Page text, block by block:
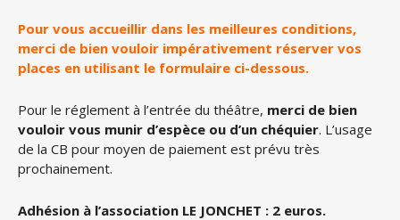
Pour vous accueillir dans les meilleures conditions,
merci de bien vouloir impérativement réserver vos
places en utilisant le formulaire ci-dessous.
Pour le réglement à l’entrée du théâtre, merci de bien
vouloir vous munir d’espèce ou d’un chéquier. L’usage
de la CB pour moyen de paiement est prévu très
prochainement.
Adhésion à l’association LE JONCHET : 2 euros.